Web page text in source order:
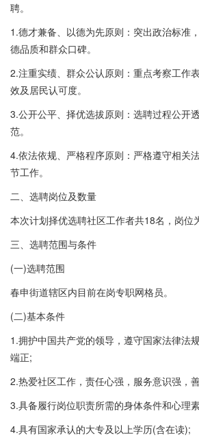
聘。
1.德才兼备、以德为先原则：突出政治标准
德品质和群众口碑。
2.注重实绩、群众公认原则：重点考察工作
效及居民认可度。
3.公开公平、择优选拔原则：选聘过程公开
范。
4.依法依规、严格程序原则：严格遵守相关
节工作。
二、选聘岗位及数量
本次计划择优选聘社区工作者共18名，岗位
三、选聘范围与条件
(一)选聘范围
春申街道辖区内目前在岗专职网格员。
(二)基本条件
1.拥护中国共产党的领导，遵守国家法律法
端正;
2.热爱社区工作，责任心强，服务意识强，
3.具备履行岗位职责所需的身体条件和心理
4.具有国家承认的大专及以上学历(含在读);